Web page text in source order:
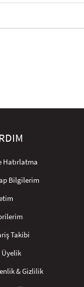
Hatırlatma
Bilgilerim
Takibi
Üyelik
& Gizlilik